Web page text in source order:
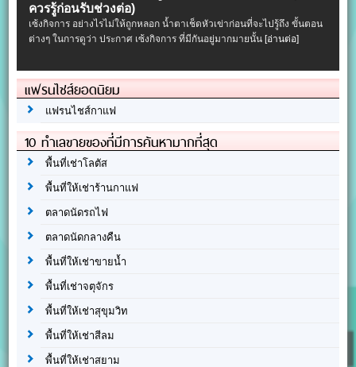
ควรรู้ก่อนรับช่วงต่อ)
เซ้งกิจการ อย่างไรไม่ให้ถูกหลอก น้ำตาเช็ดหัวเข่าก่อนที่จะไปรู้ถึง ขั้นตอน
ต่างๆ ในการดูว่า ประกาศ เซ้งกิจการ ที่มีกันอยู่มากมายนั้น[อ่านต่อ]
แฟรนไชส์ยอดนิยม
แฟรนไชส์กาแฟ
10 ทำเลขายของที่มีการค้นหามากที่สุด
พื้นที่เช่าโลตัส
พื้นที่ให้เช่าร้านกาแฟ
ตลาดนัดรถไฟ
ตลาดนัดกลางคืน
พื้นที่ให้เช่าขายน้ำ
พื้นที่เช่าจตุจักร
พื้นที่ให้เช่าสุขุมวิท
พื้นที่ให้เช่าสีลม
พื้นที่ให้เช่าสยาม